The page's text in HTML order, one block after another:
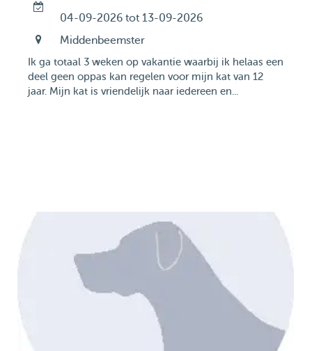
04-09-2026 tot 13-09-2026
Middenbeemster
Ik ga totaal 3 weken op vakantie waarbij ik helaas een
deel geen oppas kan regelen voor mijn kat van 12
jaar. Mijn kat is vriendelijk naar iedereen en...